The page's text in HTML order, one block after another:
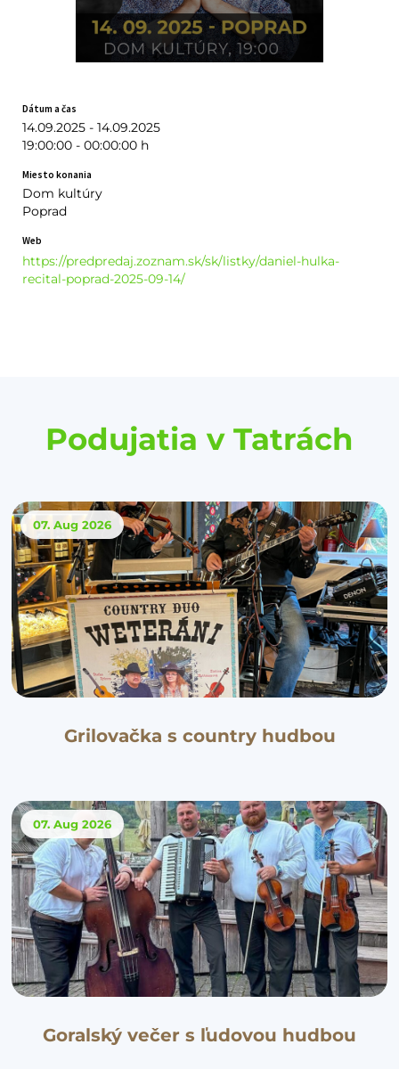
Dátum a čas
14.09.2025 - 14.09.2025
19:00:00 - 00:00:00 h
Miesto konania
Dom kultúry
Poprad
Web
https://predpredaj.zoznam.sk/sk/listky/daniel-hulka-
recital-poprad-2025-09-14/
Podujatia v Tatrách
07. Aug 2026
Grilovačka s country hudbou
07. Aug 2026
Goralský večer s ľudovou hudbou